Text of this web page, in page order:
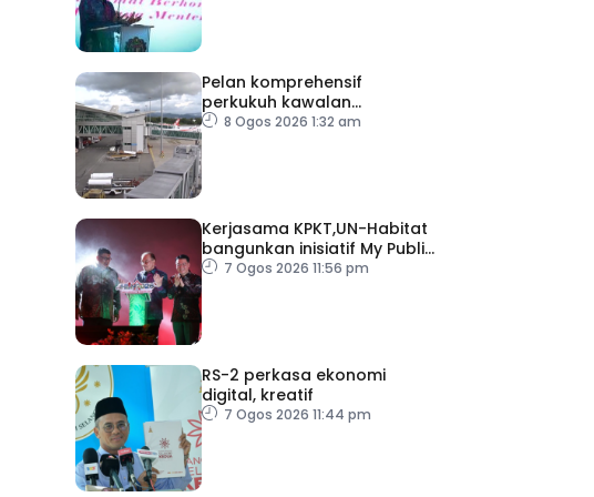
Pelan komprehensif
perkukuh kawalan
keselamatan di semua
8 Ogos 2026 1:32 am
Kerjasama KPKT,UN-Habitat
bangunkan inisiatif My Public
Space7 Ogos 2026 11:56 pm
RS-2 perkasa ekonomi
digital, kreatif
7 Ogos 2026 11:44 pm